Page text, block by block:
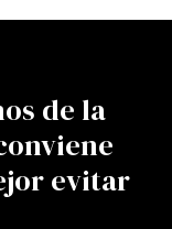
de la
evitar